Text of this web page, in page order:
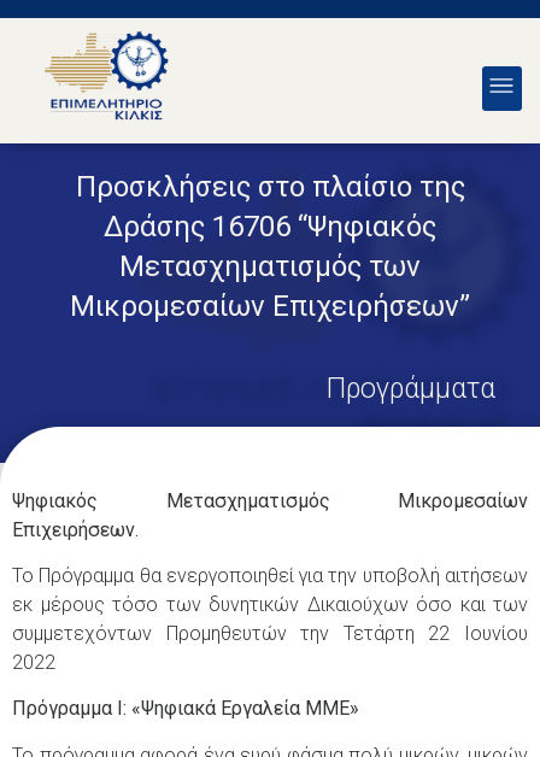
Προσκλήσεις στο πλαίσιο της
Δράσης 16706 “Ψηφιακός
Μετασχηματισμός των
Μικρομεσαίων Επιχειρήσεων”
Προγράμματα
Ψηφιακός Μετασχηματισμός Μικρομεσαίων
Επιχειρήσεων.
Το Πρόγραμμα θα ενεργοποιηθεί για την υποβολή αιτήσεων
εκ μέρους τόσο των δυνητικών Δικαιούχων όσο και των
συμμετεχόντων Προμηθευτών την Τετάρτη 22 Ιουνίου
2022
Πρόγραμμα I: «Ψηφιακά Εργαλεία MME»